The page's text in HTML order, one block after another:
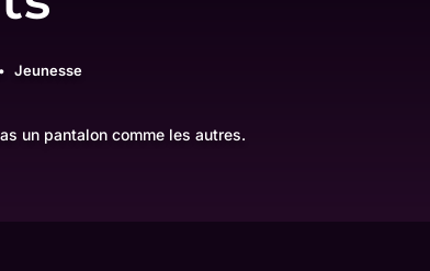
Jeunesse
un pantalon comme les autres.